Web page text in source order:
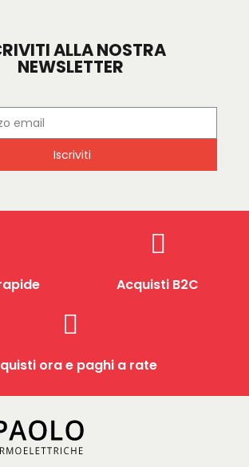
ALLA NOSTRA
NEWSLETTER
Iscriviti
Acquisti B2C
ora e paghi a rate